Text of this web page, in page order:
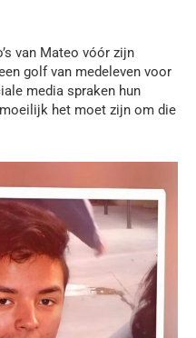
van Mateo vóór zijn
golf van medeleven voor
media spraken hun
het moet zijn om die